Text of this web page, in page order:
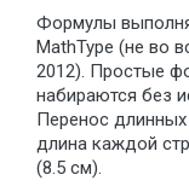
Формулы
MathType (не во
2012). Простые
набираются без
Перенос
длина каждой
(8.5 см).